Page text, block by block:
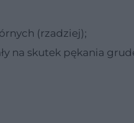
(rzadziej);
na skutek pękania